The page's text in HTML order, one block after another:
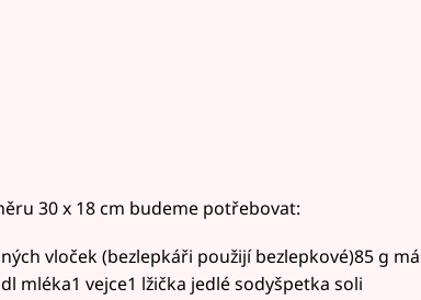
30 x 18 cm budeme potřebovat:
vloček (bezlepkáři použijí bezlepkové)85 g
mléka1 vejce1 lžička jedlé sodyšpetka soli